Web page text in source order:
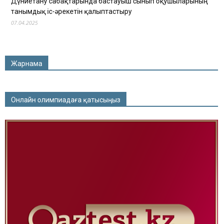
танымдық іс-әрекетін қалыптастыру
07.04.2025
Жарнама
Онлайн олимпиадаға қатысыңыз